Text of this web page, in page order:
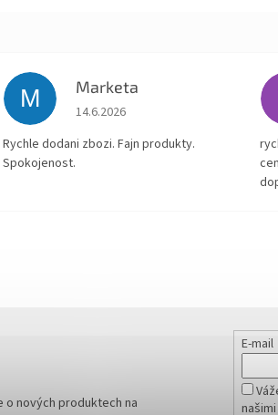
M Marketa
Hodnocení obchodu je 5 z 5
14.6.2026
Rychle dodani zbozi. Fajn produkty.
Spokojenost.
o nových produktech na
E-mail